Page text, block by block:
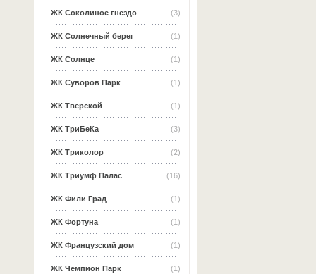
(3)
ЖК Соколиное гнездо
(1)
ЖК Солнечный берег
(1)
ЖК Солнце
(1)
ЖК Суворов Парк
(1)
ЖК Тверской
(3)
ЖК ТриБеКа
(2)
ЖК Триколор
(16)
ЖК Триумф Палас
(1)
ЖК Фили Град
(1)
ЖК Фортуна
(1)
ЖК Французский дом
(1)
ЖК Чемпион Парк